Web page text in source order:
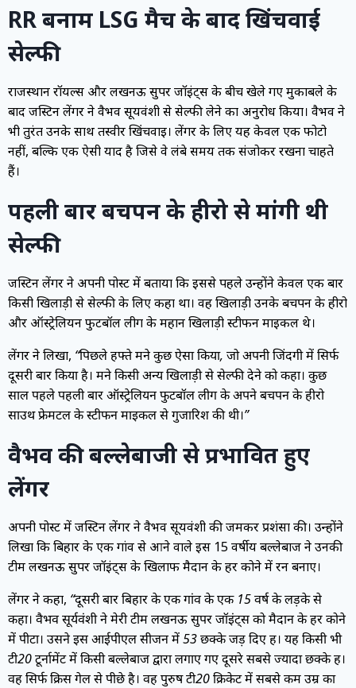
RR बनाम LSG मैच के बाद खिंचवाई
सेल्फी
राजस्थान रॉयल्स और लखनऊ सुपर जॉइंट्स के बीच खेले गए मुकाबले के
बाद जस्टिन लेंगर ने वैभव सूर्यवंशी से सेल्फी लेने का अनुरोध किया। वैभव ने
भी तुरंत उनके साथ तस्वीर खिंचवाई। लेंगर के लिए यह केवल एक फोटो
नहीं, बल्कि एक ऐसी याद है जिसे वे लंबे समय तक संजोकर रखना चाहते
हैं।
पहली बार बचपन के हीरो से मांगी थी
सेल्फी
जस्टिन लेंगर ने अपनी पोस्ट में बताया कि इससे पहले उन्होंने केवल एक बार
किसी खिलाड़ी से सेल्फी के लिए कहा था। वह खिलाड़ी उनके बचपन के हीरो
और ऑस्ट्रेलियन फुटबॉल लीग के महान खिलाड़ी स्टीफन माइकल थे।
लेंगर ने लिखा, “पिछले हफ्ते मैंने कुछ ऐसा किया, जो अपनी जिंदगी में सिर्फ
दूसरी बार किया है। मैंने किसी अन्य खिलाड़ी से सेल्फी देने को कहा। कुछ
साल पहले पहली बार ऑस्ट्रेलियन फुटबॉल लीग के अपने बचपन के हीरो
साउथ फ्रेमैंटल के स्टीफन माइकल से गुजारिश की थी।”
वैभव की बल्लेबाजी से प्रभावित हुए
लेंगर
अपनी पोस्ट में जस्टिन लेंगर ने वैभव सूर्यवंशी की जमकर प्रशंसा की। उन्होंने
लिखा कि बिहार के एक गांव से आने वाले इस 15 वर्षीय बल्लेबाज ने उनकी
टीम लखनऊ सुपर जॉइंट्स के खिलाफ मैदान के हर कोने में रन बनाए।
लेंगर ने कहा, “दूसरी बार बिहार के एक गांव के एक 15 वर्ष के लड़के से
कहा। वैभव सूर्यवंशी ने मेरी टीम लखनऊ सुपर जॉइंट्स को मैदान के हर कोने
में पीटा। उसने इस आईपीएल सीजन में 53 छक्के जड़ दिए हैं। यह किसी भी
टी20 टूर्नामेंट में किसी बल्लेबाज द्वारा लगाए गए दूसरे सबसे ज्यादा छक्के हैं।
वह सिर्फ क्रिस गेल से पीछे है। वह पुरुष टी20 क्रिकेट में सबसे कम उम्र का